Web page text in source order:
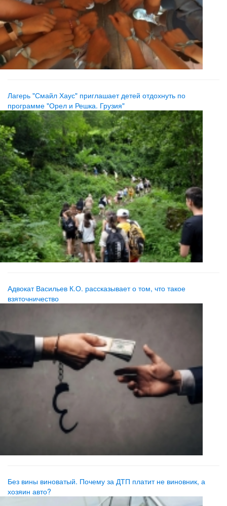
Лагерь "Смайл Хаус" приглашает детей отдохнуть по
программе "Орел и Решка. Грузия"
Адвокат Васильев К.О. рассказывает о том, что такое
взяточничество
Без вины виноватый. Почему за ДТП платит не виновник, а
хозяин авто?